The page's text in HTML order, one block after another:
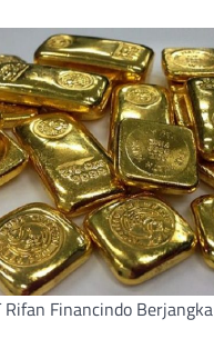
Rifan Financindo Berjangka